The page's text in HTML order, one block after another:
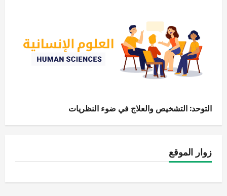
التوحد: التشخيص والعلاج في ضوء النظريات
زوار الموقع